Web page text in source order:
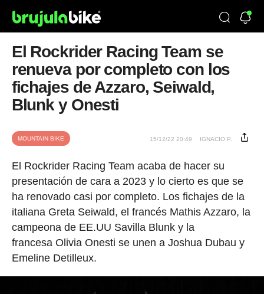
El Rockrider Racing Team se
renueva por completo con los
fichajes de Azzaro, Seiwald,
Blunk y Onesti
MOUNTAIN BIKE 15/12/22 20:49 IGNACIO P.
El Rockrider Racing Team acaba de hacer su
presentación de cara a 2023 y lo cierto es que se
ha renovado casi por completo. Los fichajes de la
italiana Greta Seiwald, el francés Mathis Azzaro, la
campeona de EE.UU Savilla Blunk y la
francesa Olivia Onesti se unen a Joshua Dubau y
Emeline Detilleux.